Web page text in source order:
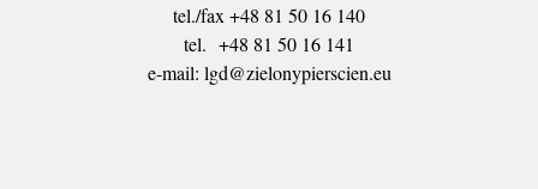
tel./fax +48 81 50 16 140
tel. +48 81 50 16 141
​e-mail: lgd@zielonypierscien.eu